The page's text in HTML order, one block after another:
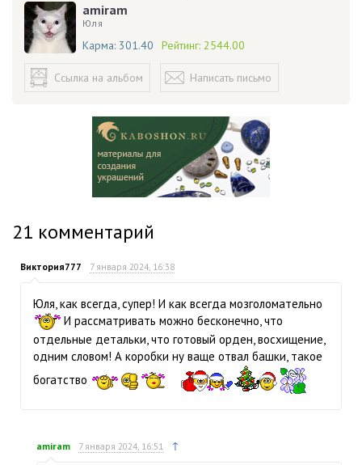
amiram
Юля
Карма: 301.40 Рейтинг: 2544.00
Ссылка на альбом Написать письмо
21 комментарий
Виктория777 7 января 2024, 16:38
Юля, как всегда, супер! И как всегда мозголомательно
И рассматривать можно бесконечно, что
отдельные детальки, что готовый орден, восхищение,
одним словом! А коробки ну ваще отвал башки, такое
богатство
amiram 7 января 2024, 16:51 ↑